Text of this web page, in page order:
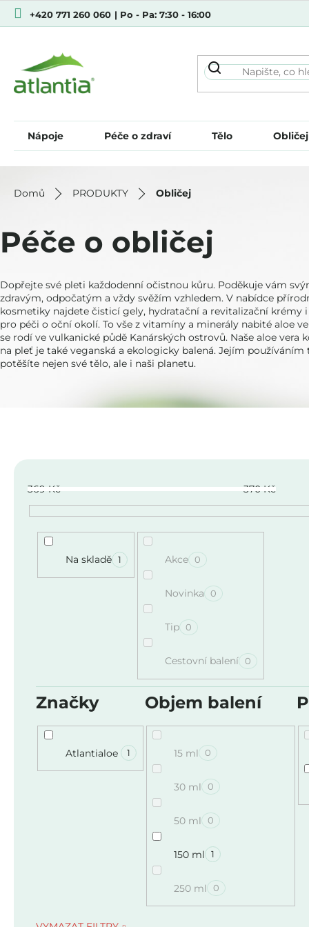
Přejít
+420 771 260 060 | Po - Pa: 7:30 - 16:00
Nápoje Péče o zdraví Tělo Obličej
Domů PRODUKTY Obličej
Péče o obličej
Dopřejte své pleti každodenní očistnou kůru. Poděkuje vám
zdravým, odpočatým a vždy svěžím vzhledem. V nabídce
kosmetiky najdete čisticí gely, hydratační a revitalizační krémy
pro péči o oční okolí. To vše z vitamíny a minerály nabité aloe
se rodí ve vulkanické půdě Kanárských ostrovů. Naše aloe vera
na pleť je také veganská a ekologicky balená. Jejím používáním
potěšíte nejen své tělo, ale i naši planetu.
369Kč 370Kč
Na skladě 1 Akce 0
Novinka 0
Tip 0
Cestovní balení 0
Značky
Atlantialoe 1
Objem balení
15 ml 0
30 ml 0
50 ml 0
150 ml 1
250 ml 0